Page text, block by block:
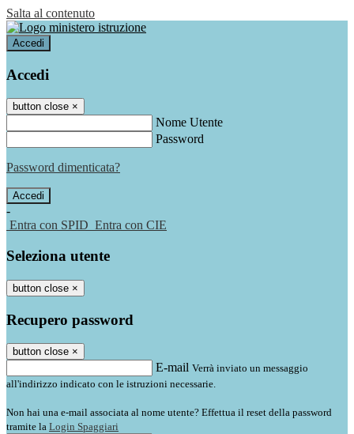
Salta al contenuto
Accedi
Accedi
button close ×
Nome Utente
Password
Password dimenticata?
-
Entra con SPID Entra con CIE
Seleziona utente
button close ×
Recupero password
button close ×
E-mail Verrà inviato un messaggio
all'indirizzo indicato con le istruzioni necessarie.
Non hai una e-mail associata al nome utente? Effettua il reset della password
tramite la Login Spaggiari